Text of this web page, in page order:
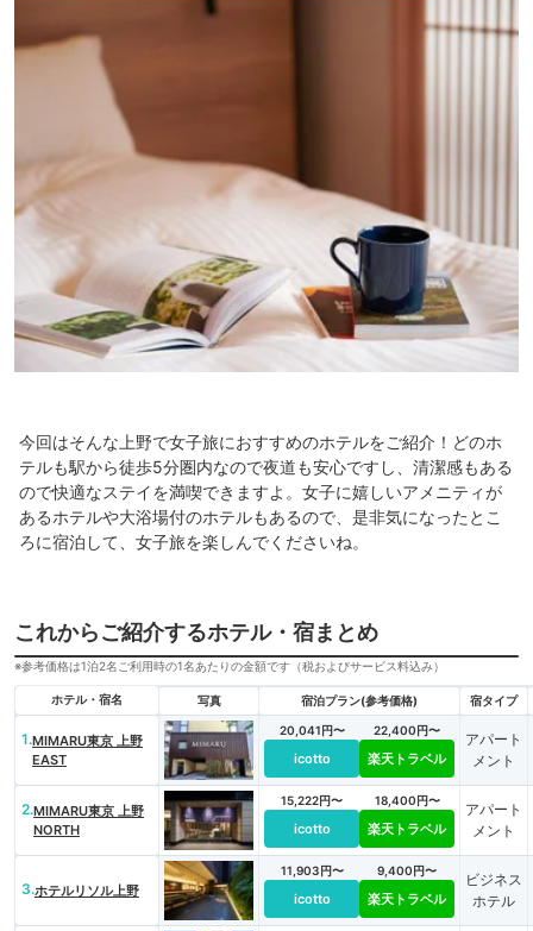
今回はそんな上野で女子旅におすすめのホテルをご紹介！どのホ
テルも駅から徒歩5分圏内なので夜道も安心ですし、清潔感もある
ので快適なステイを満喫できますよ。女子に嬉しいアメニティが
あるホテルや大浴場付のホテルもあるので、是非気になったとこ
ろに宿泊して、女子旅を楽しんでくださいね。
これからご紹介するホテル・宿まとめ
※参考価格は1泊2名ご利用時の1名あたりの金額です（税およびサービス料込み）
ホテル・宿名 写真 宿泊プラン(参考価格) 宿タイプ
1.MIMARU東京 上野
EAST
20,041円〜
icotto
22,400円〜
楽天トラベル
アパート
メント
2.MIMARU東京 上野
NORTH
15,222円〜
icotto
18,400円〜
楽天トラベル
アパート
メント
3.ホテルリソル上野
11,903円〜
icotto
9,400円〜
楽天トラベル
ビジネス
ホテル